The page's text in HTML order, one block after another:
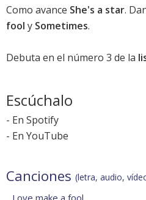
Como avance She's a star.
fool y Sometimes.
Debuta en el número 3 de la
Escúchalo
- En Spotify
- En YouTube
Canciones (letra, audio,